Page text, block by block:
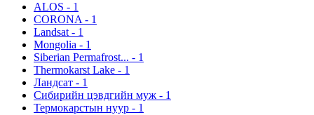
ALOS - 1
CORONA - 1
Landsat - 1
Mongolia - 1
Siberian Permafrost... - 1
Thermokarst Lake - 1
Ландсат - 1
Сибирийн цэвдгийн муж - 1
Термокарстын нуур - 1